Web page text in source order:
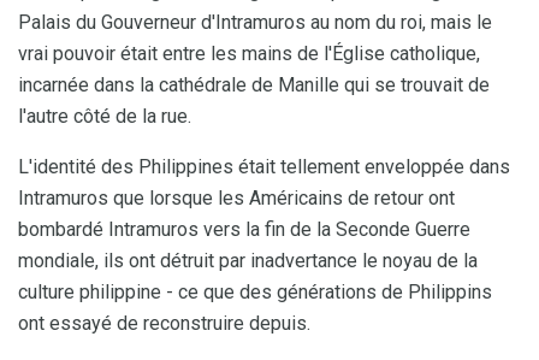
Palais du Gouverneur d'Intramuros au nom du roi, mais le
vrai pouvoir était entre les mains de l'Église catholique,
incarnée dans la cathédrale de Manille qui se trouvait de
l'autre côté de la rue.
L'identité des Philippines était tellement enveloppée dans
Intramuros que lorsque les Américains de retour ont
bombardé Intramuros vers la fin de la Seconde Guerre
mondiale, ils ont détruit par inadvertance le noyau de la
culture philippine - ce que des générations de Philippins
ont essayé de reconstruire depuis.